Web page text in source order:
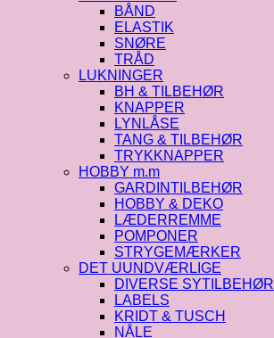
BÅND
ELASTIK
SNØRE
TRÅD
LUKNINGER
BH & TILBEHØR
KNAPPER
LYNLÅSE
TANG & TILBEHØR
TRYKKNAPPER
HOBBY m.m
GARDINTILBEHØR
HOBBY & DEKO
LÆDERREMME
POMPONER
STRYGEMÆRKER
DET UUNDVÆRLIGE
DIVERSE SYTILBEHØR
LABELS
KRIDT & TUSCH
NÅLE